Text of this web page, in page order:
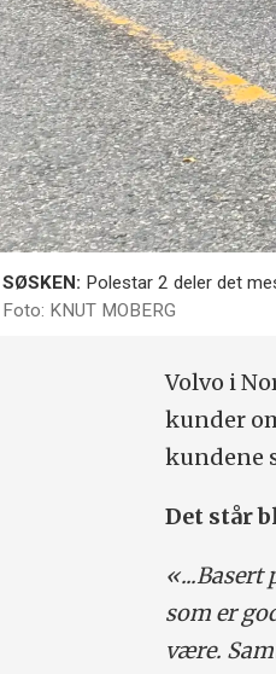
SØSKEN: Polestar 2 deler det
Foto: KNUT MOBERG
Volvo i
kunder
kundene
Det står
«...Basert
som er
være.